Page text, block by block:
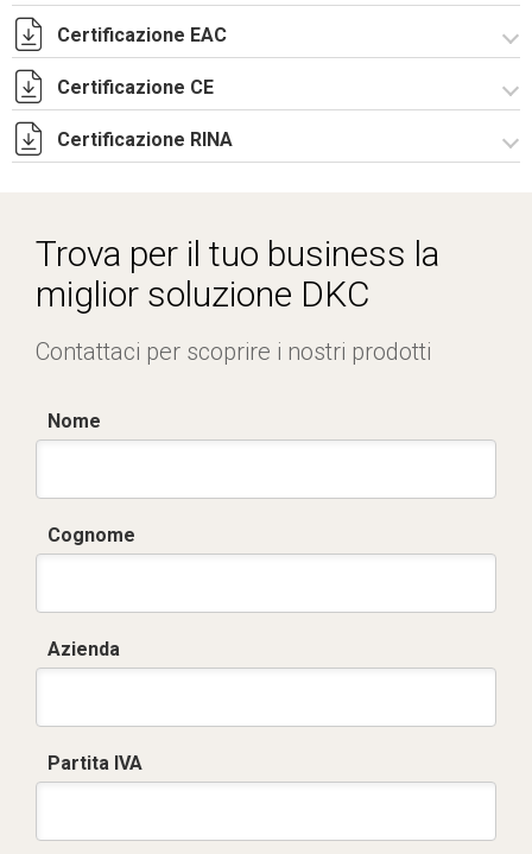
CE Declaration - CQE Rev.02.pdf
UKCA Declaration - CQE Rev.00.pdf
Certificazione EAC
Lettera di esenzione EAC armadi CQE e CAE.pdf
Certificazione CE
Certificazione TUV - R5CQE-2.pdf
Certificazione RINA
Trova per il tuo business la
miglior soluzione DKC
Contattaci per scoprire i nostri prodotti
Nome
Cognome
Azienda
Partita IVA